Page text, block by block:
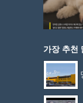
가장 추천